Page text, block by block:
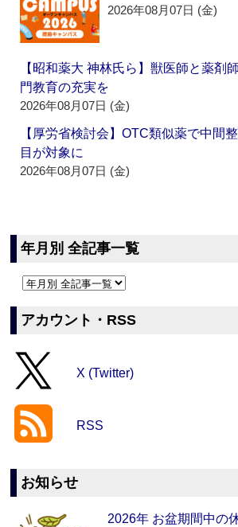
2026年08月07日 (金)
【昭和薬大 神林氏ら】獣医師と薬剤
門教育の充実を
2026年08月07日 (金)
【厚労省検討会】OTC類似薬で中間
目が対象に
2026年08月07日 (金)
年月別 全記事一覧
アカウント・RSS
X (Twitter)
RSS
お知らせ
2026年 お盆期間中の